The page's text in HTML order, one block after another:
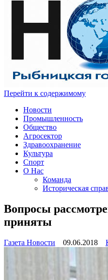
Перейти к содержимому
Новости
Промышленность
Общество
Агросектор
Здравоохранение
Культура
Спорт
О Нас
Команда
Историческая
Вопросы
приняты
Газета Новости 09.06.2018